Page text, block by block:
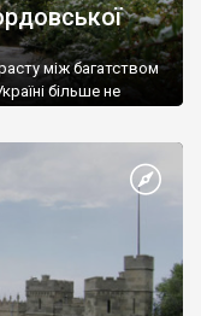
між багатством
більше не